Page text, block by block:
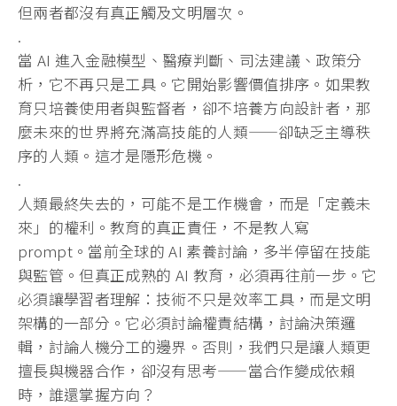
但兩者都沒有真正觸及文明層次。
.
當 AI 進入金融模型、醫療判斷、司法建議、政策分
析，它不再只是工具。 它開始影響價值排序。如果教
育只培養使用者與監督者， 卻不培養方向設計者，那
麼未來的世界將充滿高技能的人類——卻缺乏主導秩
序的人類。這才是隱形危機。
.
人類最終失去的，可能不是工作機會，而是「定義未
來」的權利。教育的真正責任，不是教人寫
prompt。當前全球的 AI 素養討論，多半停留在技能
與監管。但真正成熟的 AI 教育，必須再往前一步。它
必須讓學習者理解：技術不只是效率工具，而是文明
架構的一部分。 它必須討論權責結構，討論決策邏
輯，討論人機分工的邊界。否則， 我們只是讓人類更
擅長與機器合作，卻沒有思考——當合作變成依賴
時，誰還掌握方向？